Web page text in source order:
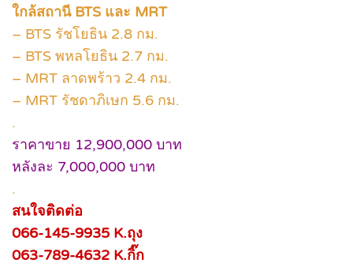
ใกล้สถานี BTS และ MRT
– BTS รัชโยธิน 2.8 กม.
– BTS พหลโยธิน 2.7 กม.
– MRT ลาดพร้าว 2.4 กม.
– MRT รัชดาภิเษก 5.6 กม.
.
ราคาขาย 12,900,000 บาท
หลังละ 7,000,000 บาท
.
สนใจติดต่อ
066-145-9935 K.ถุง
063-789-4632 K.กิ๊ก